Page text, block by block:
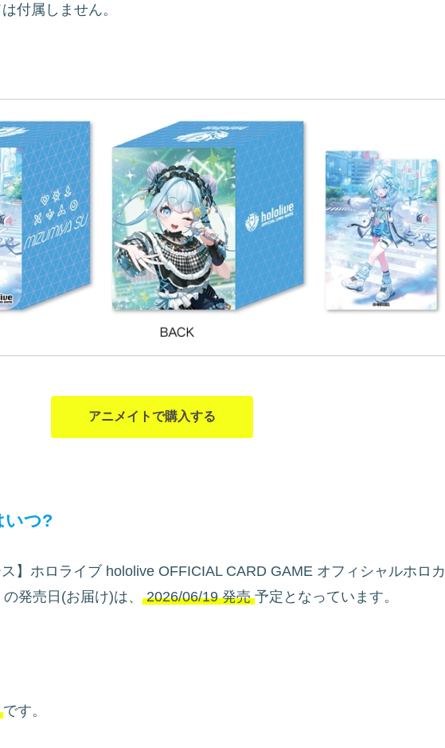
付属しません。
アニメイトで購入する
いつ?
ス】ホロライブ hololive OFFICIAL CARD GAME オフィシャルホロカ
の発売日(お届け)は、 2026/06/19 発売 予定となっています。
です。